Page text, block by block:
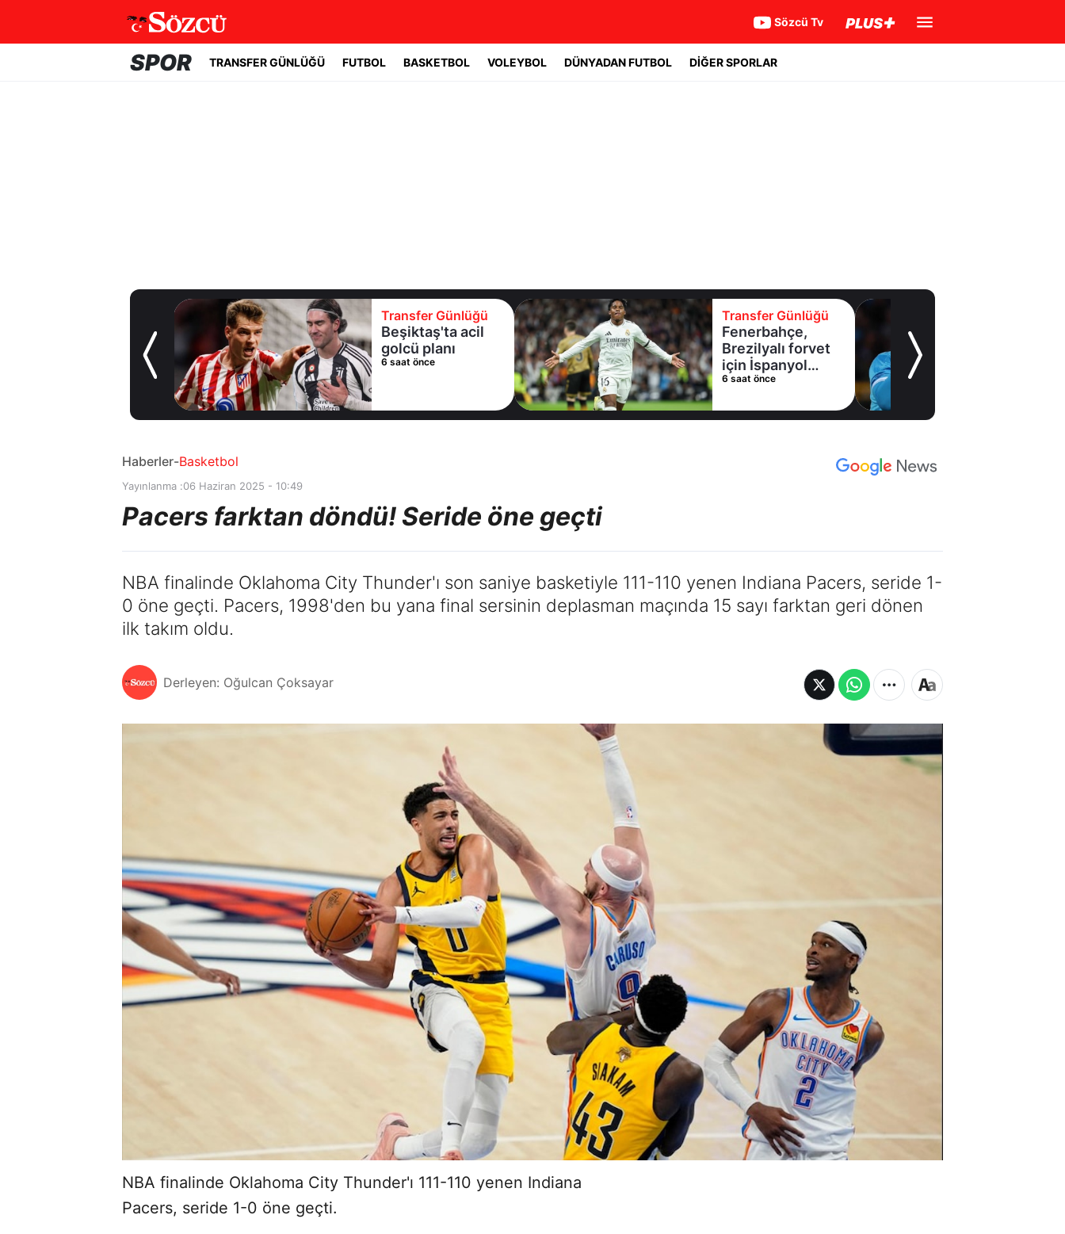
Sözcü Tv
SPOR TRANSFER GÜNLÜĞÜ FUTBOL BASKETBOL VOLEYBOL DÜNYADAN FUTBOL DİĞER SPORLAR
Transfer Günlüğü
Fenerbahçe,
Brezilyalı forvet
için İspanyol
Transfer Günlüğü
Fenerbahçe’de
Lukaku gelişmesi!
Taraftarı
heyecanlandıran
13 saat önce
Haberler-Basketbol
Yayınlanma :06 Haziran 2025 - 10:49
Pacers farktan döndü! Seride öne geçti
NBA finalinde Oklahoma City Thunder'ı son saniye basketiyle 111-110 yenen Indiana Pacers, seride 1-
0 öne geçti. Pacers, 1998'den bu yana final sersinin deplasman maçında 15 sayı farktan geri dönen
ilk takım oldu.
Derleyen: Oğulcan Çoksayar
NBA finalinde Oklahoma City Thunder'ı 111-110 yenen Indiana
Pacers, seride 1-0 öne geçti.